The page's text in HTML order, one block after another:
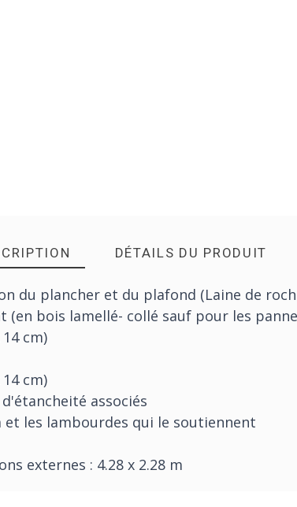
DÉTAILS DU PRODUIT
du plancher et du plafond (Laine de
bois lamellé- collé sauf pour les
cm)
cm)
associés
les lambourdes qui le soutiennent
externes : 4.28 x 2.28 m